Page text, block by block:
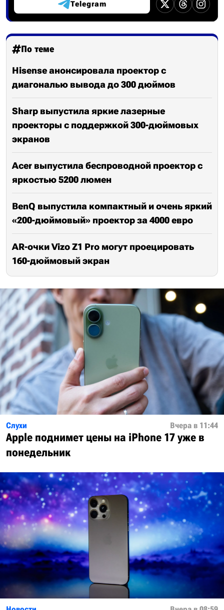
Telegram
По теме
Hisense анонсировала проектор с
диагональю вывода до 300 дюймов
Sharp выпустила яркие лазерные
проекторы с поддержкой 300-дюймовых
экранов
Acer выпустила беспроводной проектор с
яркостью 5200 люмен
BenQ выпустила компактный и очень яркий
«200-дюймовый» проектор за 4000 евро
AR-очки Vizo Z1 Pro могут проецировать
160-дюймовый экран
Слухи Вчера в 11:44
Apple поднимет цены на iPhone 17 уже в
понедельник